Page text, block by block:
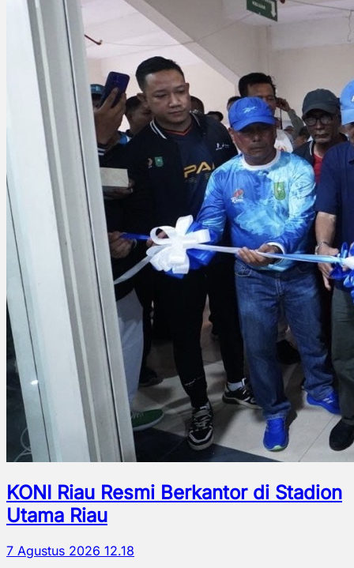
KONI Riau Resmi Berkantor di Stadion
Utama Riau
7 Agustus 2026 12.18